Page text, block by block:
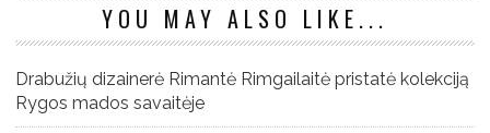
YOU MAY ALSO LIKE...
Drabužių dizainerė Rimantė Rimgailaitė pristatė kolekciją
Rygos mados savaitėje